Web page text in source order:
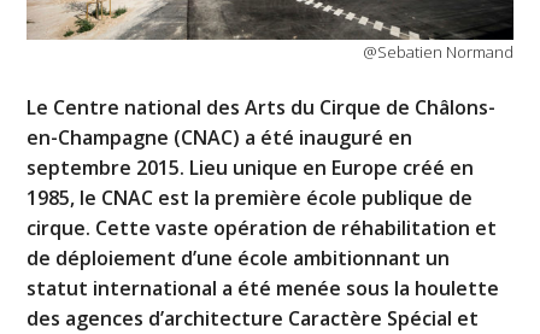
@Sebatien Normand
Le Centre national des Arts du Cirque de Châlons-
en-Champagne (CNAC) a été inauguré en
septembre 2015. Lieu unique en Europe créé en
1985, le CNAC est la première école publique de
cirque. Cette vaste opération de réhabilitation et
de déploiement d’une école ambitionnant un
statut international a été menée sous la houlette
des agences d’architecture Caractère Spécial et